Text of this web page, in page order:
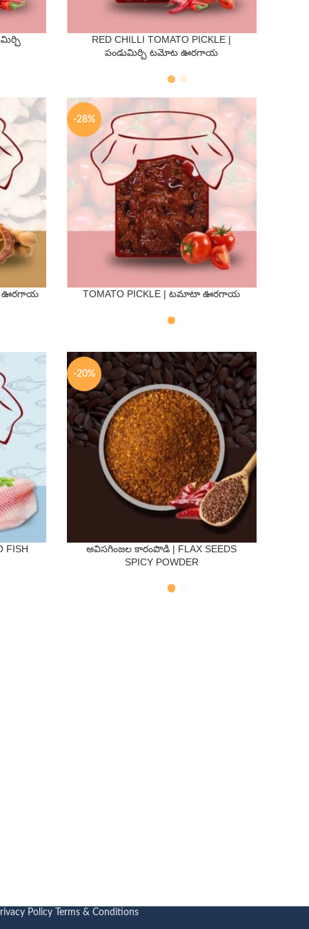
QTY
RED CHILLI TOMATO PICKLE |
పండుమిర్చి టమోట ఊరగాయ
ఊరగాయ
-28%
QTY
TOMATO PICKLE | టమాటా ఊరగాయ
-20%
QTY
అవిసగింజల కారంపొడి | FLAX SEEDS
SPICY POWDER
Policy Terms & Conditions